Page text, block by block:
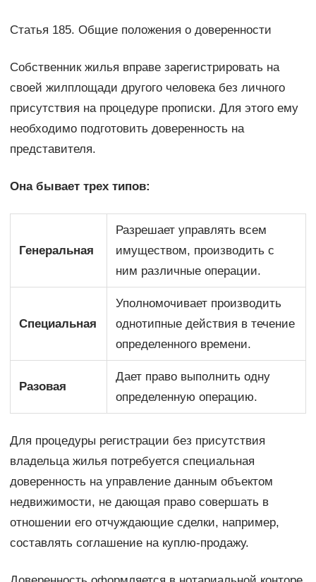
Статья 185. Общие положения о доверенности
Собственник жилья вправе зарегистрировать на
своей жилплощади другого человека без личного
присутствия на процедуре прописки. Для этого ему
необходимо подготовить доверенность на
представителя.
Она бывает трех типов:
Генеральная
Разрешает управлять всем
имуществом, производить с
ним различные операции.
Специальная
Уполномочивает производить
однотипные действия в течение
определенного времени.
Разовая
Дает право выполнить одну
определенную операцию.
Для процедуры регистрации без присутствия
владельца жилья потребуется специальная
доверенность на управление данным объектом
недвижимости, не дающая право совершать в
отношении его отчуждающие сделки, например,
составлять соглашение на куплю-продажу.